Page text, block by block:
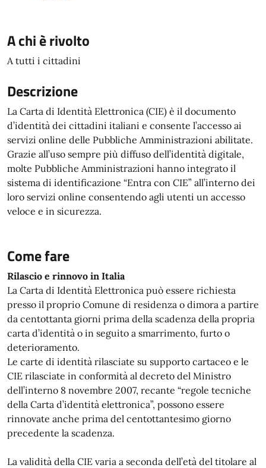
A chi è rivolto
A tutti i cittadini
Descrizione
La Carta di Identità Elettronica (CIE) è il documento
d’identità dei cittadini italiani e consente l’accesso ai
servizi online delle Pubbliche Amministrazioni abilitate.
Grazie all’uso sempre più diffuso dell’identità digitale,
molte Pubbliche Amministrazioni hanno integrato il
sistema di identificazione “Entra con CIE” all’interno dei
loro servizi online consentendo agli utenti un accesso
veloce e in sicurezza.
Come fare
Rilascio e rinnovo in Italia
La Carta di Identità Elettronica può essere richiesta
presso il proprio Comune di residenza o dimora a partire
da centottanta giorni prima della scadenza della propria
carta d’identità o in seguito a smarrimento, furto o
deterioramento.
Le carte di identità rilasciate su supporto cartaceo e le
CIE rilasciate in conformità al decreto del Ministro
dell’interno 8 novembre 2007, recante “regole tecniche
della Carta d’identità elettronica”, possono essere
rinnovate anche prima del centottantesimo giorno
precedente la scadenza.
La validità della CIE varia a seconda dell’età del titolare al